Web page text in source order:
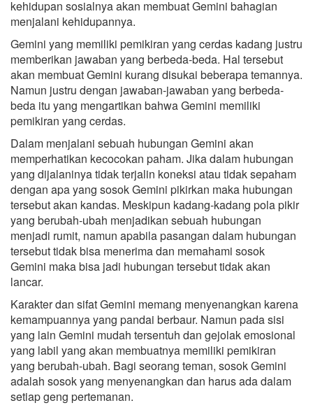
kehidupan sosialnya akan membuat Gemini bahagian
menjalani kehidupannya.
Gemini yang memiliki pemikiran yang cerdas kadang justru
memberikan jawaban yang berbeda-beda. Hal tersebut
akan membuat Gemini kurang disukai beberapa temannya.
Namun justru dengan jawaban-jawaban yang berbeda-
beda itu yang mengartikan bahwa Gemini memiliki
pemikiran yang cerdas.
Dalam menjalani sebuah hubungan Gemini akan
memperhatikan kecocokan paham. Jika dalam hubungan
yang dijalaninya tidak terjalin koneksi atau tidak sepaham
dengan apa yang sosok Gemini pikirkan maka hubungan
tersebut akan kandas. Meskipun kadang-kadang pola pikir
yang berubah-ubah menjadikan sebuah hubungan
menjadi rumit, namun apabila pasangan dalam hubungan
tersebut tidak bisa menerima dan memahami sosok
Gemini maka bisa jadi hubungan tersebut tidak akan
lancar.
Karakter dan sifat Gemini memang menyenangkan karena
kemampuannya yang pandai berbaur. Namun pada sisi
yang lain Gemini mudah tersentuh dan gejolak emosional
yang labil yang akan membuatnya memiliki pemikiran
yang berubah-ubah. Bagi seorang teman, sosok Gemini
adalah sosok yang menyenangkan dan harus ada dalam
setiap geng pertemanan.